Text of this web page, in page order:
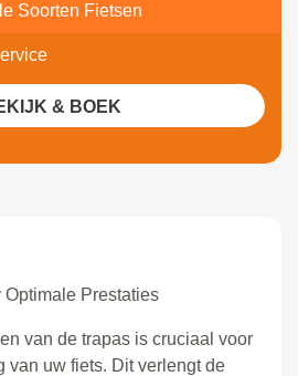
Prestaties
van de trapas is cruciaal voor
van uw fiets. Dit verlengt de
Soorten Fietsen
& BOEK